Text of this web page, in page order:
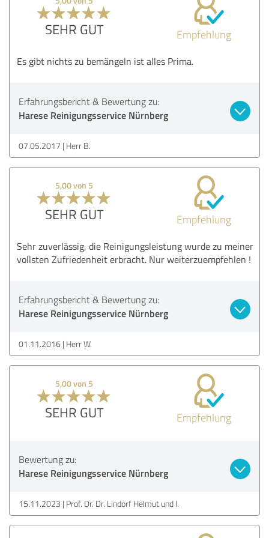
SEHR GUT Empfehlung
Es gibt nichts zu bemängeln ist alles Prima.
Erfahrungsbericht & Bewertung zu:
Harese Reinigungsservice Nürnberg
07.05.2017 Herr B.
5,00 von 5
SEHR GUT Empfehlung
Sehr zuverlässig, die Reinigungsleistung wurde zu meiner
vollsten Zufriedenheit erbracht. Nur weiterzuempfehlen !
Erfahrungsbericht & Bewertung zu:
Harese Reinigungsservice Nürnberg
01.11.2016 Herr W.
5,00 von 5
SEHR GUT Empfehlung
Bewertung zu:
Harese Reinigungsservice Nürnberg
15.11.2023 Prof. Dr. Dr. Lindorf Helmut und I.